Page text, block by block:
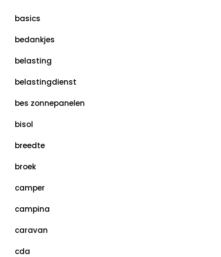
basics
bedankjes
belasting
belastingdienst
bes zonnepanelen
bisol
breedte
broek
camper
campina
caravan
cda